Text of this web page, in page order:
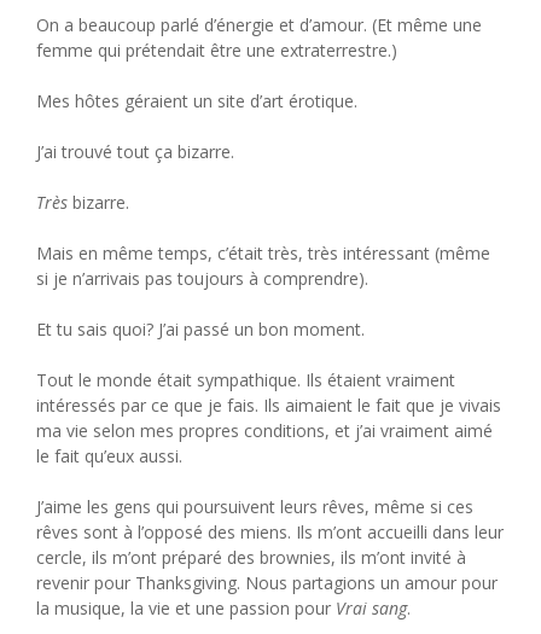
On a beaucoup parlé d’énergie et d’amour. (Et même une
femme qui prétendait être une extraterrestre.)
Mes hôtes géraient un site d’art érotique.
J’ai trouvé tout ça bizarre.
Très bizarre.
Mais en même temps, c’était très, très intéressant (même
si je n’arrivais pas toujours à comprendre).
Et tu sais quoi? J’ai passé un bon moment.
Tout le monde était sympathique. Ils étaient vraiment
intéressés par ce que je fais. Ils aimaient le fait que je vivais
ma vie selon mes propres conditions, et j’ai vraiment aimé
le fait qu’eux aussi.
J’aime les gens qui poursuivent leurs rêves, même si ces
rêves sont à l’opposé des miens. Ils m’ont accueilli dans leur
cercle, ils m’ont préparé des brownies, ils m’ont invité à
revenir pour Thanksgiving. Nous partagions un amour pour
la musique, la vie et une passion pour Vrai sang.